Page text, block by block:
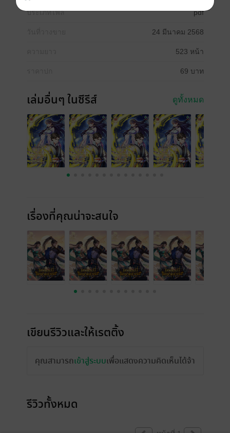
ประเภทไฟล์ pdf
24 มีนาคม 2568
523 หน้า
69 บาท
เล่มอื่นๆ ในซีรีส์ ดูทั้งหมด
เรื่องที่คุณน่าจะสนใจ
เขียนรีวิวและให้เรตติ้ง
คุณสามารถเข้าสู่ระบบเพื่อแสดงความคิดเห็นได้จ้า
รีวิวทั้งหมด